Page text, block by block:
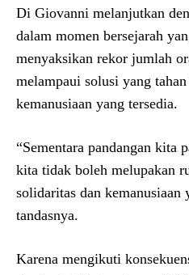
Di Giovanni melanjutkan
dalam momen bersejarah
menyaksikan rekor jumlah
melampaui solusi yang
kemanusiaan yang tersedia.
“Sementara pandangan kita
kita tidak boleh melupakan
solidaritas dan kemanusiaan
tandasnya.
Karena mengikuti